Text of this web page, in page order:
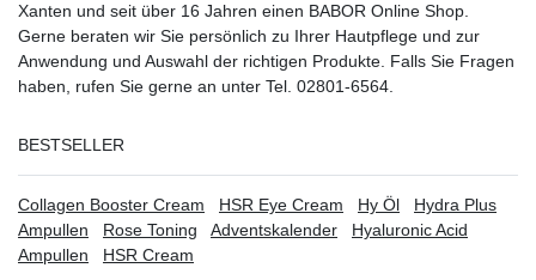
Xanten und seit über 16 Jahren einen BABOR Online Shop.
Gerne beraten wir Sie persönlich zu Ihrer Hautpflege und zur
Anwendung und Auswahl der richtigen Produkte. Falls Sie Fragen
haben, rufen Sie gerne an unter Tel. 02801-6564.
BESTSELLER
Collagen Booster Cream HSR Eye Cream Hy Öl
Hydra Plus
Ampullen
Rose Toning Adventskalender
Hyaluronic Acid
Ampullen
HSR Cream